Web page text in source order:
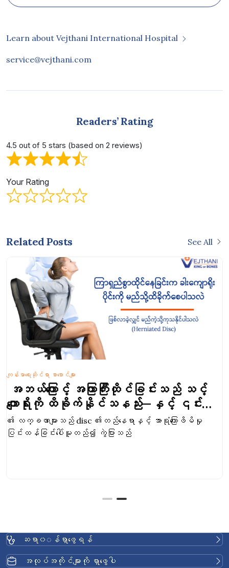
Learn about Vejthani International Hospital
service@vejthani.com
Readers’ Rating
4.5 out of 5 stars (based on 2 reviews)
Your Rating
Related Posts See All
အဘယ်ကြောင့် အကြာကြီးထိုင်ခြင်းသည် သင့်
ကျောရိုးကို ထိခိုက်နိုင်သနည်း—နှင့် ၎င်း
နှင့်ပတ်သက်၍ သင်ဘာလုပ်နိုင်
သနည်း။
၏ လက္ခဏာများသည် disc ၏တည်နေရာနှင့် အာရုံကြောဖိမိမှု
ပြင်းထန်ခြင်းပေါ်မူတည်၍ ကွဲပြားသည်
ကျန်းမာရေးဆိုင်ရာ စာစောင်များ
ဆရာ၀◌န်ရှာဖွေရန်
အလုပ်အကိုင်များကို ရှာဖွေပါ